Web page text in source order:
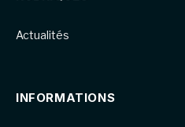
Actualités
INFORMATIONS